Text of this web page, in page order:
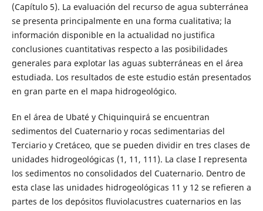
(Capítulo 5). La evaluación del recurso de agua subterránea
se presenta principalmente en una forma cualitativa; la
información disponible en la actualidad no justifica
conclusiones cuantitativas respecto a las posibilidades
generales para explotar las aguas subterráneas en el área
estudiada. Los resultados de este estudio están presentados
en gran parte en el mapa hidrogeológico.
En el área de Ubaté y Chiquinquirá se encuentran
sedimentos del Cuaternario y rocas sedimentarias del
Terciario y Cretáceo, que se pueden dividir en tres clases de
unidades hidrogeológicas (1, 11, 111). La clase I representa
los sedimentos no consolidados del Cuaternario. Dentro de
esta clase las unidades hidrogeológicas 11 y 12 se refieren a
partes de los depósitos fluviolacustres cuaternarios en las